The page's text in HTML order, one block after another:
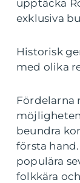
upptäcka
exklusiva
Historisk
med olika
Fördelarna
beundra
första
populära
folkkära